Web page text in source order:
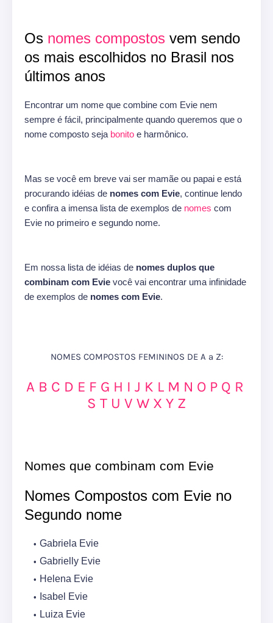
Os nomes compostos vem sendo
os mais escolhidos no Brasil nos
últimos anos
Encontrar um nome que combine com Evie nem
sempre é fácil, principalmente quando queremos que o
nome composto seja bonito e harmônico.
Mas se você em breve vai ser mamãe ou papai e está
procurando idéias de nomes com Evie, continue lendo
e confira a imensa lista de exemplos de nomes com
Evie no primeiro e segundo nome.
Em nossa lista de idéias de nomes duplos que
combinam com Evie você vai encontrar uma infinidade
de exemplos de nomes com Evie.
NOMES COMPOSTOS FEMININOS DE A a Z:
A B C D E F G H I J K L M N O P Q R
S T U V W X Y Z
Nomes que combinam com Evie
Nomes Compostos com Evie no
Segundo nome
Gabriela Evie
Gabrielly Evie
Helena Evie
Isabel Evie
Luiza Evie